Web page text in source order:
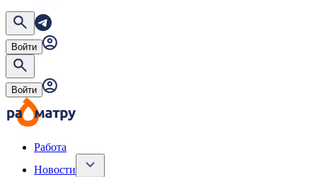
Войти
Войти
Работа
Новости